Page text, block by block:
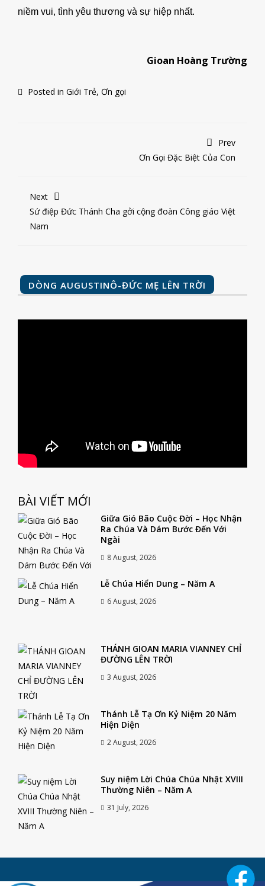
niềm vui, tình yêu thương và sự hiệp nhất.
Gioan Hoàng Trường
Posted in Giới Trẻ, Ơn gọi
Prev
Ơn Gọi Đặc Biệt Của Con
Next
Sứ điệp Đức Thánh Cha gởi cộng đoàn Công giáo Việt
Nam
DÒNG AUGUSTINÔ-ĐỨC MẸ LÊN TRỜI
BÀI VIẾT MỚI
Giữa Gió Bão Cuộc Đời – Học Nhận
Ra Chúa Và Dám Bước Đến Với
Ngài
8 August, 2026
Lễ Chúa Hiển Dung – Năm A
6 August, 2026
THÁNH GIOAN MARIA VIANNEY CHỈ
ĐƯỜNG LÊN TRỜI
3 August, 2026
Thánh Lễ Tạ Ơn Kỷ Niệm 20 Năm
Hiện Diện
2 August, 2026
Suy niệm Lời Chúa Chúa Nhật XVIII
Thường Niên – Năm A
31 July, 2026